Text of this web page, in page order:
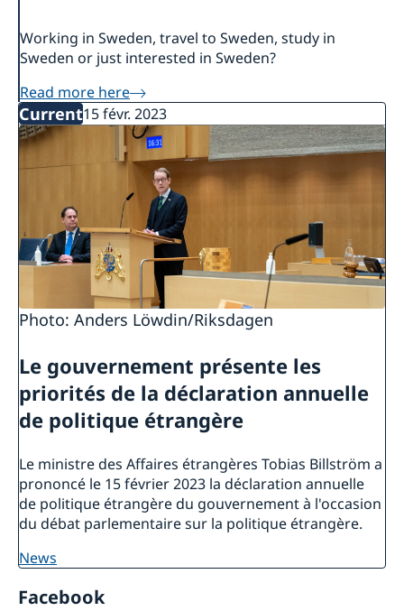
Working in Sweden, travel to Sweden, study in
Sweden or just interested in Sweden?
Read more here
Current15 févr. 2023
Photo: Anders Löwdin/Riksdagen
Le gouvernement présente les
priorités de la déclaration annuelle
de politique étrangère
Le ministre des Affaires étrangères Tobias Billström a
prononcé le 15 février 2023 la déclaration annuelle
de politique étrangère du gouvernement à l'occasion
du débat parlementaire sur la politique étrangère.
news
Facebook